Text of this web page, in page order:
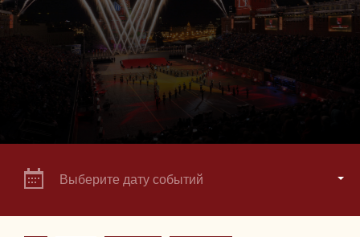
Выберите дату событий